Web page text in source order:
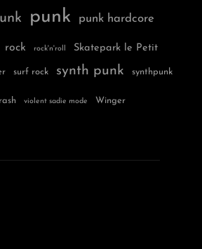
punk punk hardcore
rock rock'n'roll Skatepark le Petit
surf rock synth punk synthpunk
violent sadie mode Winger